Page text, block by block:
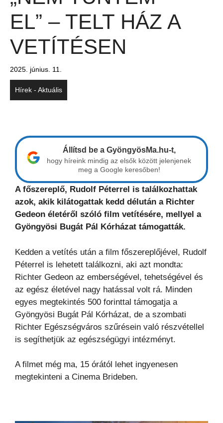
EL” – TELT HÁZ A
VETÍTÉSEN
2025. június. 11.
Hírek - Aktuális
Állítsd be a GyöngyösMa.hu-t,
hogy híreink mindig az elsők között jelenjenek
meg a Google keresőben!
A főszereplő, Rudolf Péterrel is találkozhattak
azok, akik kilátogattak kedd délután a Richter
Gedeon életéről szóló film vetítésére, mellyel a
Gyöngyösi Bugát Pál Kórházat támogatták.
Kedden a vetítés után a film főszereplőjével, Rudolf
Péterrel is lehetett találkozni, aki azt mondta:
Richter Gedeon az emberségével, tehetségével és
az egész életével nagy hatással volt rá. Minden
egyes megtekintés 500 forinttal támogatja a
Gyöngyösi Bugát Pál Kórházat, de a szombati
Richter Egészségváros szűrésein való részvétellel
is segíthetjük az egészségügyi intézményt.
A filmet még ma, 15 órától lehet ingyenesen
megtekinteni a Cinema Brideben.